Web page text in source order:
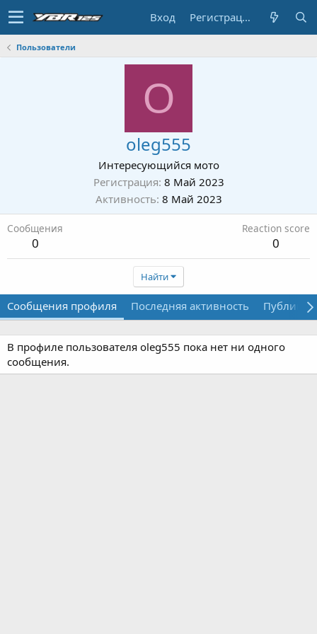
Вход Регистрация
Пользователи
O
oleg555
Интересующийся мото
Регистрация 8 Май 2023
Активность 8 Май 2023
Сообщения
0
Reaction score
0
Найти
Сообщения профиля Последняя активность
В профиле пользователя oleg555 пока нет ни одного
сообщения.